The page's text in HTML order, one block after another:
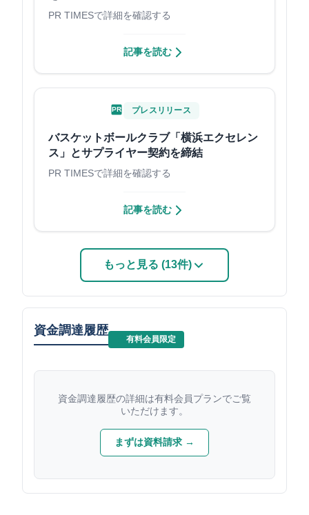
PR TIMESで詳細を確認する
記事を読む
PR プレスリリース
バスケットボールクラブ「横浜エクセレン
ス」とサプライヤー契約を締結
PR TIMESで詳細を確認する
記事を読む
もっと見る (13件)
資金調達履歴
有料会員限定
資金調達履歴の詳細は有料会員プランでご覧
いただけます。
まずは資料請求 →